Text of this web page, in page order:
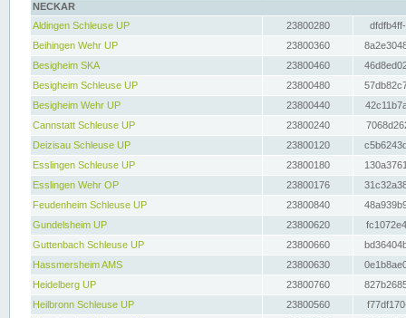
NECKAR
Aldingen Schleuse UP
23800280
Beihingen Wehr UP
23800360
Besigheim SKA
23800460
Besigheim Schleuse UP
23800480
Besigheim Wehr UP
23800440
Cannstatt Schleuse UP
23800240
Deizisau Schleuse UP
23800120
Esslingen Schleuse UP
23800180
Esslingen Wehr OP
23800176
Feudenheim Schleuse UP
23800840
Gundelsheim UP
23800620
Guttenbach Schleuse UP
23800660
Hassmersheim AMS
23800630
Heidelberg UP
23800760
Heilbronn Schleuse UP
23800560